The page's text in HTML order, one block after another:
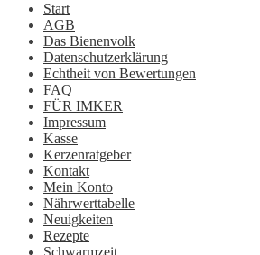
Start
AGB
Das Bienenvolk
Datenschutzerklärung
Echtheit von Bewertungen
FAQ
FÜR IMKER
Impressum
Kasse
Kerzenratgeber
Kontakt
Mein Konto
Nährwerttabelle
Neuigkeiten
Rezepte
Schwarmzeit